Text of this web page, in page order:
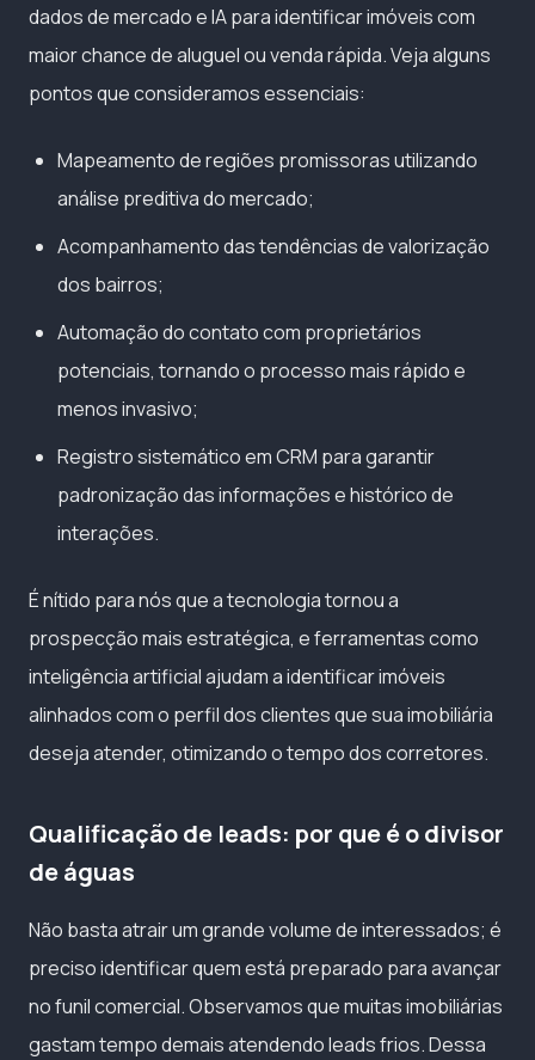
dados de mercado e IA para identificar imóveis com
maior chance de aluguel ou venda rápida. Veja alguns
pontos que consideramos essenciais:
Mapeamento de regiões promissoras utilizando
análise preditiva do mercado;
Acompanhamento das tendências de valorização
dos bairros;
Automação do contato com proprietários
potenciais, tornando o processo mais rápido e
menos invasivo;
Registro sistemático em CRM para garantir
padronização das informações e histórico de
interações.
É nítido para nós que a tecnologia tornou a
prospecção mais estratégica, e ferramentas como
inteligência artificial ajudam a identificar imóveis
alinhados com o perfil dos clientes que sua imobiliária
deseja atender, otimizando o tempo dos corretores.
Qualificação de leads: por que é o divisor
de águas
Não basta atrair um grande volume de interessados; é
preciso identificar quem está preparado para avançar
no funil comercial. Observamos que muitas imobiliárias
gastam tempo demais atendendo leads frios. Dessa